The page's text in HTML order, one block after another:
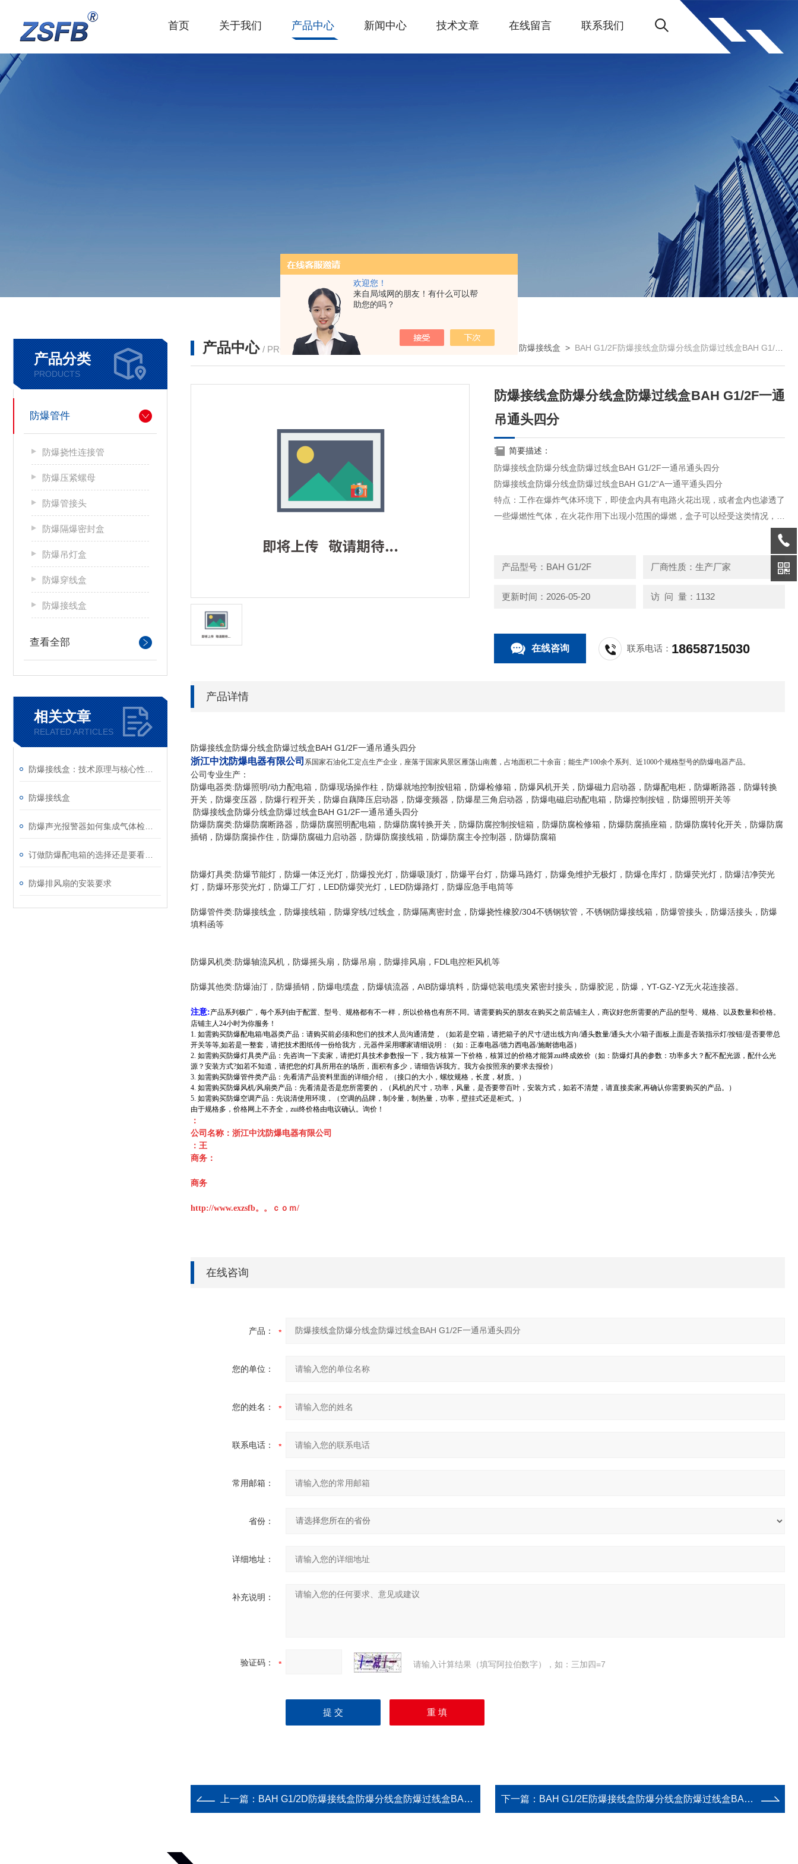
欢迎您！
来自局域网的朋友！有什么可以帮
助您的吗？
首页 关于我们 产品中心 新闻中心 技术文章 在线留言 联系我们
产品分类
PRODUCTS
防爆管件
防爆挠性连接管
防爆压紧螺母
防爆管接头
防爆隔爆密封盒
防爆吊灯盒
防爆穿线盒
防爆接线盒
查看全部
相关文章
RELATED ARTICLES
防爆接线盒
防爆排风扇的安装要求
产品中心 / PRODUCTS 我的位置： 首页>产品中心>防爆管件 防爆接线盒 > BAH G1/2F防爆接线盒防爆分线盒防爆过线盒BAH G1/2F一通吊通头四分
防爆接线盒防爆分线盒防爆过线盒BAH G1/2F一通
吊通头四分
简要描述：
防爆接线盒防爆分线盒防爆过线盒BAH G1/2F一通吊通头四分
防爆接线盒防爆分线盒防爆过线盒BAH G1/2“A一通平通头四分
特点：工作在爆炸气体环境下，即使盒内具有电路火花出现，或者盒内也渗透了
一些爆燃性气体，在火花作用下出现小范围的爆燃，盒子可以经受这类情况，不
产品型号：BAH G1/2F 厂商性质：生产厂家
更新时间：2026-05-20 访 问 量：1132
在线咨询 联系电话： 18658715030
产品详情
防爆接线盒防爆分线盒防爆过线盒BAH G1/2F一通吊通头四分
浙江中沈防爆电器有限公司 系国家石油化工定点生产企业，座落于国家风景区雁荡山南麓，占地面积二十余亩；能生产100余个系列、近1000个规格型号的防爆电器产品。
公司专业生产：
防爆电器类:防爆照明/动力配电箱，防爆现场操作柱，防爆就地控制按钮箱，防爆检修箱，防爆风机开关，防爆磁力启动器，防爆配电柜，防爆断路器，防爆转换
开关，防爆变压器，防爆行程开关，防爆自藕降压启动器，防爆变频器，防爆星三角启动器，防爆电磁启动配电箱，防爆控制按钮，防爆照明开关等
防爆接线盒防爆分线盒防爆过线盒BAH G1/2F一通吊通头四分
防爆防腐类:防爆防腐断路器，防爆防腐照明配电箱，防爆防腐转换开关，防爆防腐控制按钮箱，防爆防腐检修箱，防爆防腐插座箱，防爆防腐转化开关，防爆防腐
插销，防爆防腐操作住，防爆防腐磁力启动器，防爆防腐接线箱，防爆防腐主令控制器，防爆防腐箱
防爆灯具类:防爆节能灯，防爆一体泛光灯，防爆投光灯，防爆吸顶灯，防爆平台灯，防爆马路灯，防爆免维护无极灯，防爆仓库灯，防爆荧光灯，防爆洁净荧光
灯，防爆环形荧光灯，防爆工厂灯，LED防爆荧光灯，LED防爆路灯，防爆应急手电筒等
防爆管件类:防爆接线盒，防爆接线箱，防爆穿线/过线盒，防爆隔离密封盒，防爆挠性橡胶/304不锈钢软管，不锈钢防爆接线箱，防爆管接头，防爆活接头，防爆
填料函等
防爆风机类:防爆轴流风机，防爆摇头扇，防爆吊扇，防爆排风扇，FDL电控柜风机等
防爆其他类:防爆油汀，防爆插销，防爆电缆盘，防爆镇流器，A\B防爆填料，防爆铠装电缆夹紧密封接头，防爆胶泥，防爆，YT-GZ-YZ无火花连接器。
注意:产品系列极广，每个系列由于配置、型号、规格都有不一样，所以价格也有所不同。请需要购买的朋友在购买之前店铺主人，商议好您所需要的产品的型号、规格、以及数量和价格。
店铺主人24小时为你服务！
1. 如需购买防爆配电箱/电器类产品：请购买前必须和您们的技术人员沟通清楚，（如若是空箱，请把箱子的尺寸/进出线方向/通头数量/通头大小/箱子面板上面是否装指示灯/按钮/是否要带总
开关等等,如若是一整套，请把技术图纸传一份给我方，元器件采用哪家请细说明：（如：正泰电器/德力西电器/施耐德电器）
2. 如需购买防爆灯具类产品：先咨询一下卖家，请把灯具技术参数报一下，我方核算一下价格，核算过的价格才能算zui终成效价（如：防爆灯具的参数：功率多大？配不配光源，配什么光
源？安装方式?如若不知道，请把您的灯具所用在的场所，面积有多少，请细告诉我方。我方会按照亲的要求去报价）
3. 如需购买防爆管件类产品：先看清产品资料里面的详细介绍，（接口的大小，螺纹规格，长度，材质。）
4. 如需购买防爆风机/风扇类产品：先看清是否是您所需要的，（风机的尺寸，功率，风量，是否要带百叶，安装方式，如若不清楚，请直接卖家,再确认你需要购买的产品。）
5. 如需购买防爆空调产品：先说清使用环境，（空调的品牌，制冷量，制热量，功率，壁挂式还是柜式。）
由于规格多，价格网上不齐全，zui终价格由电议确认。询价！
：
公司名称：浙江中沈防爆电器有限公司
：王
商务：
商务
http://www.exzsfb。。ｃｏｍ/
在线咨询
产品：
您的单位：
您的姓名：
联系电话：
常用邮箱：
省份：
详细地址：
补充说明：
验证码： 请输入计算结果（填写阿拉伯数字），如：三加四=7
上一篇： BAH G1/2D防爆接线盒防爆分线盒防爆过线盒BAH G1/2D四通平通头四分 下一篇： BAH G1/2E防爆接线盒防爆分线盒防爆过线盒BAH G1/2E直角二通平通头四分